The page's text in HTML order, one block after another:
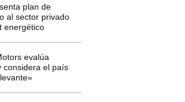
plan de
al sector privado
energético
evalúa
considera el país